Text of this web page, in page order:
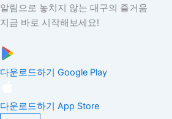
알림으로 놓치지 않는 대구의 즐거움
지금 바로 시작해보세요!
다운로드하기 Google Play
다운로드하기 App Store